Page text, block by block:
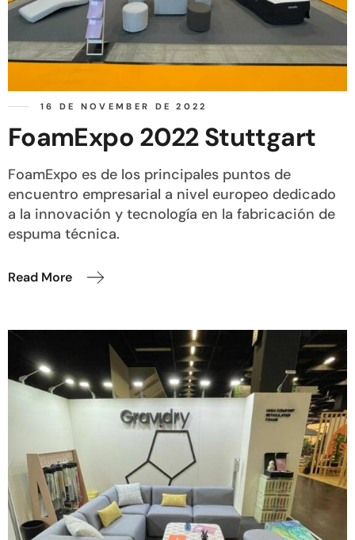
16 DE NOVEMBER DE 2022
FoamExpo 2022 Stuttgart
FoamExpo es de los principales puntos de
encuentro empresarial a nivel europeo dedicado
a la innovación y tecnología en la fabricación de
espuma técnica.
Read More